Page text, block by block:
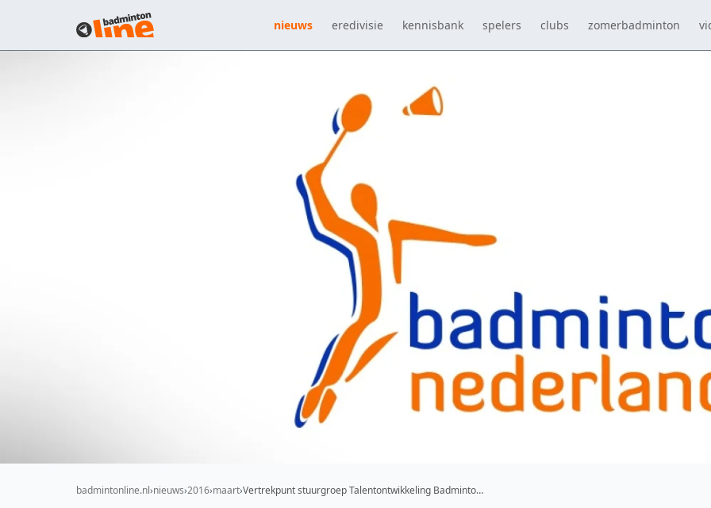
nieuws eredivisie kennisbank spelers clubs zomerbadminton
badmintonline.nl nieuws 2016 maart Vertrekpunt stuurgroep Talentontwikkeling Badminto…